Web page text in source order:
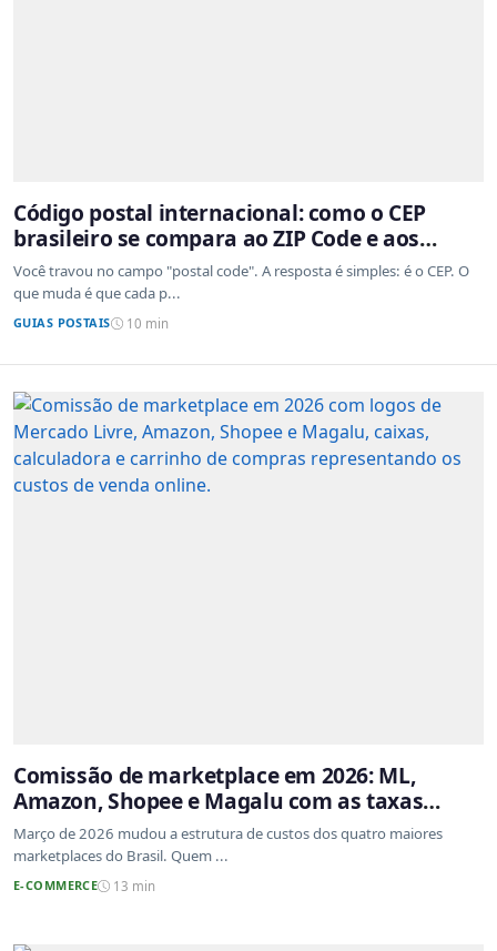
Código postal internacional: como o CEP
brasileiro se compara ao ZIP Code e aos
sistemas de outros países
Você travou no campo "postal code". A resposta é simples: é o CEP. O
que muda é que cada p...
GUIAS POSTAIS 10 min
Comissão de marketplace em 2026: ML,
Amazon, Shopee e Magalu com as taxas
atualizadas
Março de 2026 mudou a estrutura de custos dos quatro maiores
marketplaces do Brasil. Quem ...
E-COMMERCE 13 min